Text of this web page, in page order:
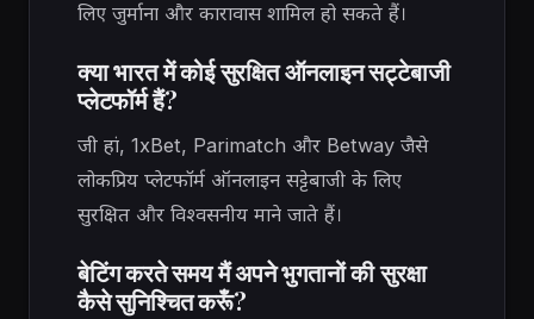
लिए जुर्माना और कारावास शामिल हो सकते हैं।
क्या भारत में कोई सुरक्षित ऑनलाइन सट्टेबाजी
प्लेटफॉर्म हैं?
जी हां, 1xBet, Parimatch और Betway जैसे
लोकप्रिय प्लेटफॉर्म ऑनलाइन सट्टेबाजी के लिए
सुरक्षित और विश्वसनीय माने जाते हैं।
बेटिंग करते समय मैं अपने भुगतानों की सुरक्षा
कैसे सुनिश्चित करूँ?